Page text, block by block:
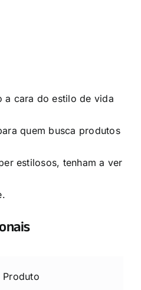
a cara do estilo de vida
quem busca produtos
estilosos, tenham a ver
Produto